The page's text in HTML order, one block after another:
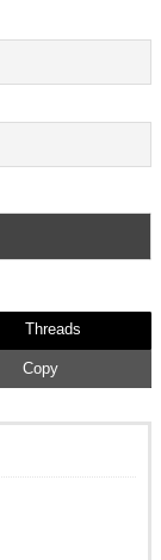
Threads
Copy